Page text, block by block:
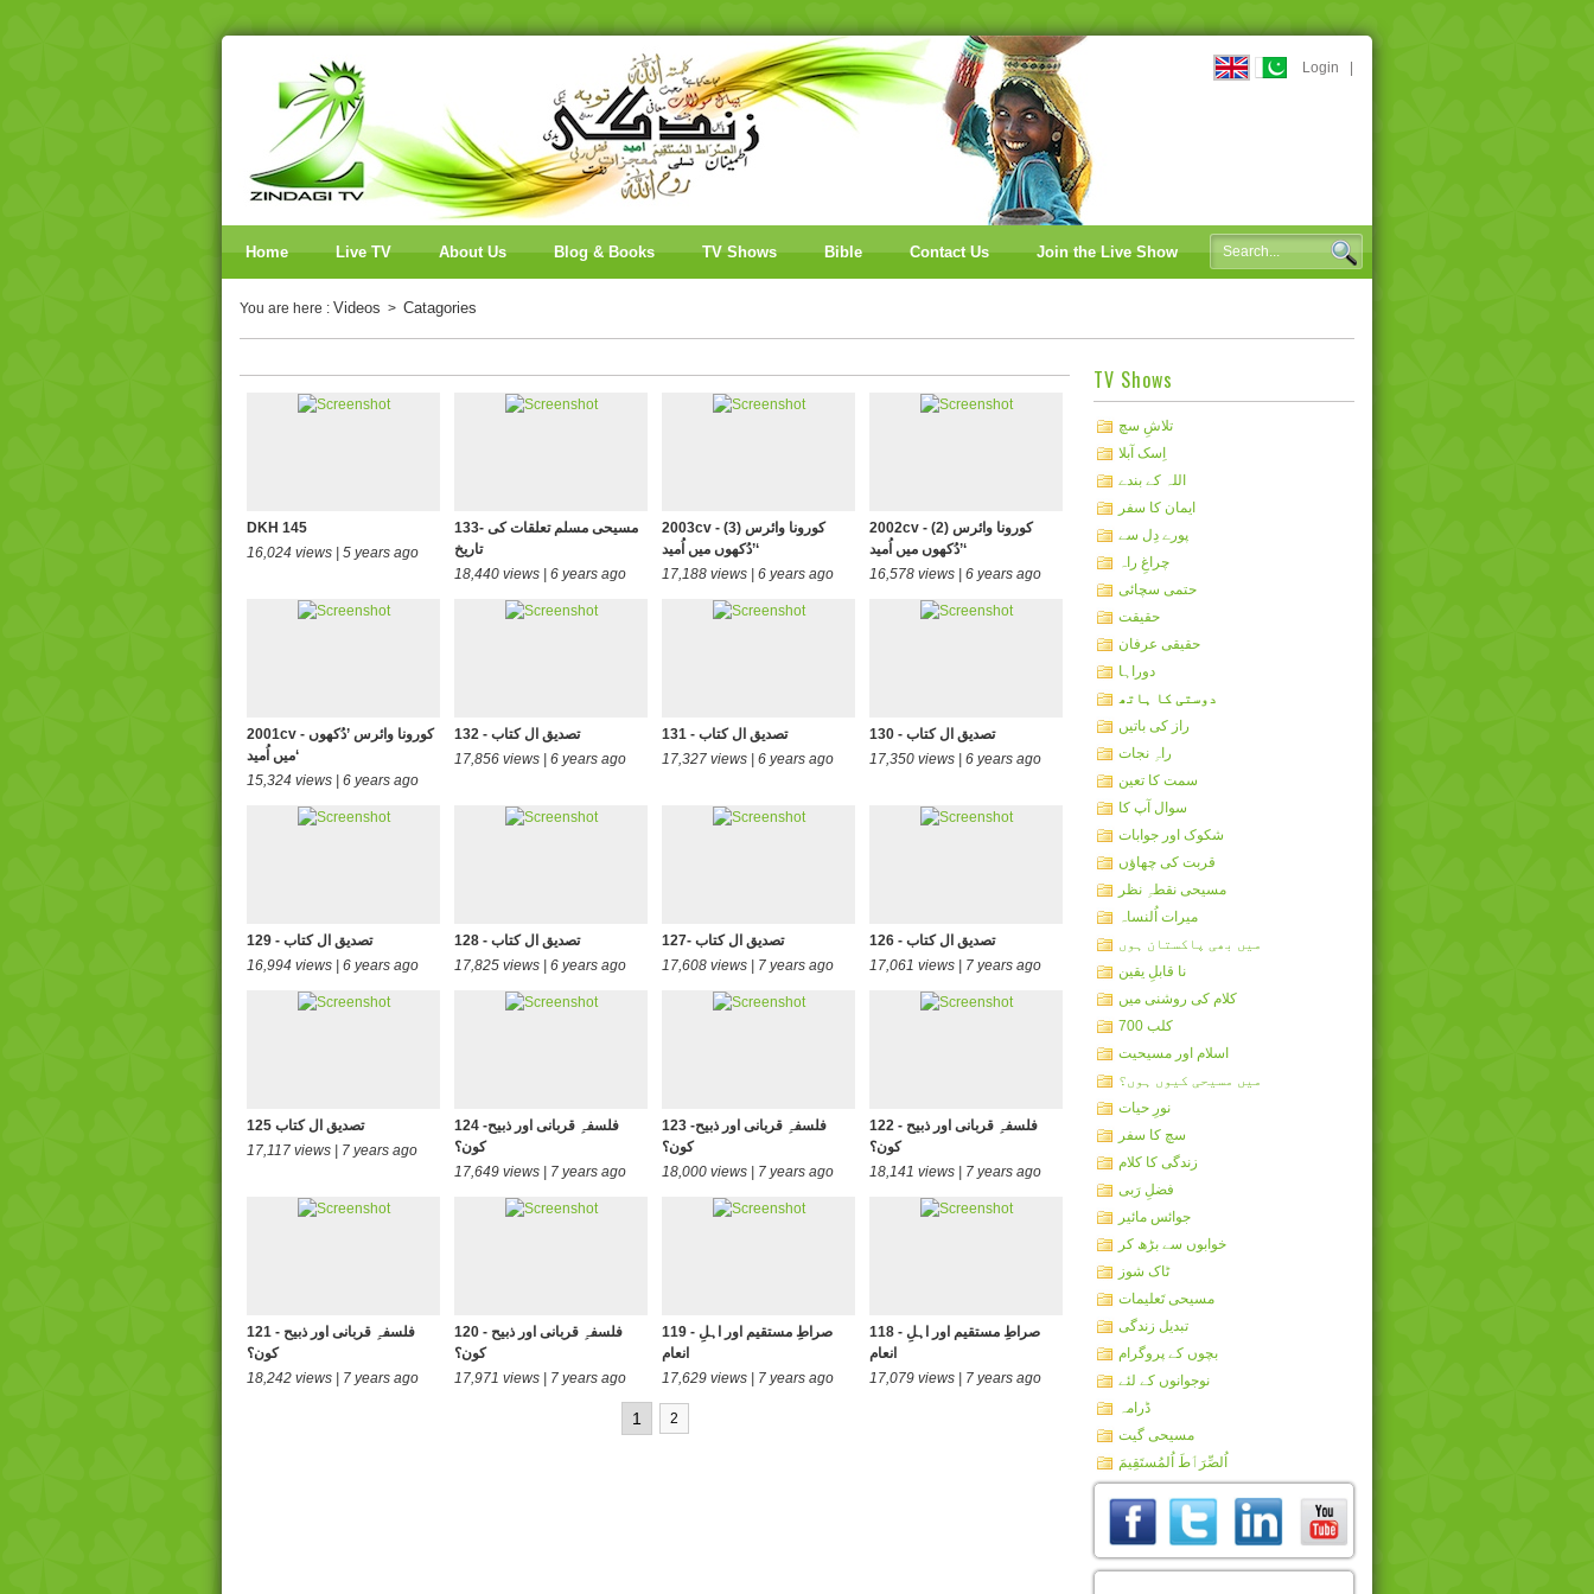
Login
Home Live TV About Us Blog & Books TV Shows Bible Contact Us Join the Live Show
You are here : Videos > Catagories
DKH 145
16,024 views | 5 years ago
133- مسیحی مسلم تعلقات کی
تاریخ
18,440 views | 6 years ago
2003cv - (3) کورونا وائرس
’دُکھوں میں اُمید‘
17,188 views | 6 years ago
2002cv - (2) کورونا وائرس
’دُکھوں میں اُمید‘
16,578 views | 6 years ago
2001cv - کورونا وائرس ’دُکھوں
میں اُمید‘
15,324 views | 6 years ago
132 - تصدیق ال کتاب
17,856 views | 6 years ago
131 - تصدیق ال کتاب
17,327 views | 6 years ago
130 - تصدیق ال کتاب
17,350 views | 6 years ago
129 - تصدیق ال کتاب
16,994 views | 6 years ago
128 - تصدیق ال کتاب
17,825 views | 6 years ago
127- تصدیق ال کتاب
17,608 views | 7 years ago
126 - تصدیق ال کتاب
17,061 views | 7 years ago
125 تصدیق ال کتاب
17,117 views | 7 years ago
124 -فلسفہِ قربانی اور ذبیح
کون؟
17,649 views | 7 years ago
123 -فلسفہِ قربانی اور ذبیح
کون؟
18,000 views | 7 years ago
122 - فلسفہِ قربانی اور ذبیح
کون؟
18,141 views | 7 years ago
121 - فلسفہِ قربانی اور ذبیح
کون؟
18,242 views | 7 years ago
120 - فلسفہِ قربانی اور ذبیح
کون؟
17,971 views | 7 years ago
119 - صراطِ مستقیم اور اہلِ
انعام
17,629 views | 7 years ago
118 - صراطِ مستقیم اور اہلِ
انعام
17,079 views | 7 years ago
1 2
TV Shows
تلاشِ سچ
اِسک آبلا
اللہ کے بندے
ایمان کا سفر
پورے دِل سے
چراغِ راہ
حتمی سچائی
حقیقت
حقیقی عرفان
دوراہا
دوستی کا ہاتھ
راز کی باتیں
راہِ نجات
سمت کا تعین
سوال آپ کا
شکوک اور جوابات
قربت کی چھاؤں
مسیحی نقطہِ نظر
میرات اُلنساہ
میں بھی پاکستان ہوں
نا قابلِ یقین
کلام کی روشنی میں
کلب 700
اسلام اور مسیحیت
میں مسیحی کیوں ہوں؟
نورِ حیات
سچ کا سفر
زندگی کا کلام
فضلِ رَبی
جوائس مائیر
خوابوں سے بڑھ کر
ٹاک شوز
مسیحی تَعلیمات
تبدیل زندگی
بچوں کے پروگرام
نوجوانوں کے لئے
ڈرامہ
مسیحی گیت
اُلصِّرَٲطَ اُلمُستَقِيمَ